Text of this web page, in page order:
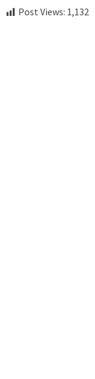
Post Views: 1,132